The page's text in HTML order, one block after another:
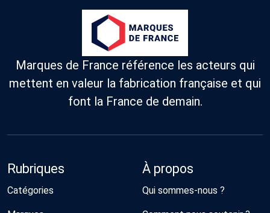
Marques de France référence les acteurs qui
mettent en valeur la fabrication française et qui
font la France de demain.
Rubriques
Catégories
À propos
Qui sommes-nous ?